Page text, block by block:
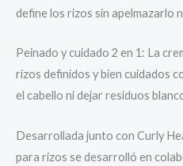
define los rizos sin apelmazarlo
Peinado y cuidado 2 en 1: La
rizos definidos y bien cuidados
el cabello ni dejar residuos
Desarrollada junto con Curly
para rizos se desarrolló en